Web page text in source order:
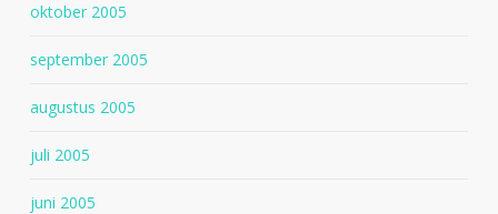
oktober 2005
september 2005
augustus 2005
juli 2005
juni 2005